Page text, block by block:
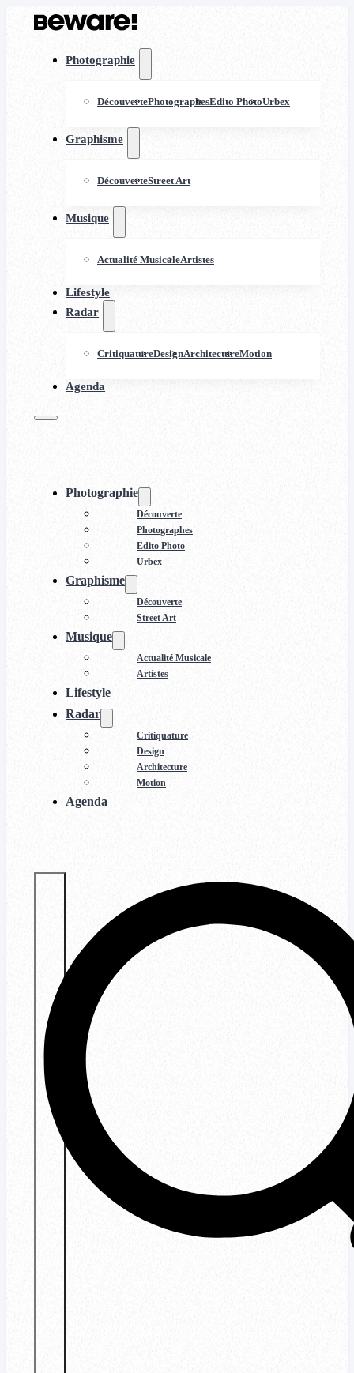
Photographie
DécouvertePhotographesEdito PhotoUrbex
Graphisme
DécouverteStreet Art
Musique
Actualité MusicaleArtistes
Lifestyle
Radar
CritiquatureDesignArchitectureMotion
Agenda
Photographie
Découverte
Photographes
Edito Photo
Urbex
Graphisme
Découverte
Street Art
Musique
Actualité Musicale
Artistes
Lifestyle
Radar
Critiquature
Design
Architecture
Motion
Agenda